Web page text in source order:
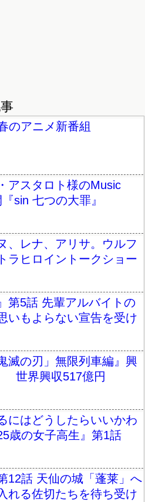
のアニメ新番組
アスタロト様のMusic
sin 七つの大罪』
、レナ、アリサ。ウルフ
ラヒロイントークショー
第5話 先輩アルバイトの
いもよらない宣告を受け
滅の刃」無限列車編』興
世界興収517億円
にはどうしたらいいかわ
歳の女子高生』第1話
12話 天仙の城「蓬莱」へ
れる佐切たちを待ち受け